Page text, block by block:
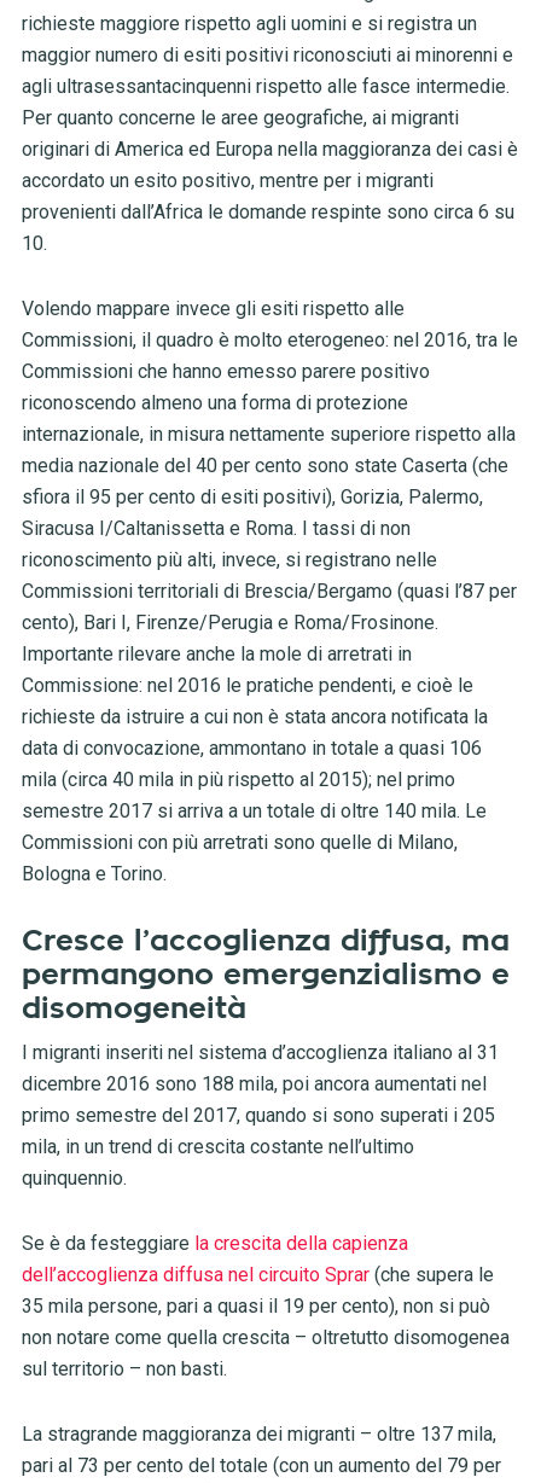
richieste maggiore rispetto agli uomini e si registra un
maggior numero di esiti positivi riconosciuti ai minorenni e
agli ultrasessantacinquenni rispetto alle fasce intermedie.
Per quanto concerne le aree geografiche, ai migranti
originari di America ed Europa nella maggioranza dei casi è
accordato un esito positivo, mentre per i migranti
provenienti dall’Africa le domande respinte sono circa 6 su
10.
Volendo mappare invece gli esiti rispetto alle
Commissioni, il quadro è molto eterogeneo: nel 2016, tra le
Commissioni che hanno emesso parere positivo
riconoscendo almeno una forma di protezione
internazionale, in misura nettamente superiore rispetto alla
media nazionale del 40 per cento sono state Caserta (che
sfiora il 95 per cento di esiti positivi), Gorizia, Palermo,
Siracusa I/Caltanissetta e Roma. I tassi di non
riconoscimento più alti, invece, si registrano nelle
Commissioni territoriali di Brescia/Bergamo (quasi l’87 per
cento), Bari I, Firenze/Perugia e Roma/Frosinone.
Importante rilevare anche la mole di arretrati in
Commissione: nel 2016 le pratiche pendenti, e cioè le
richieste da istruire a cui non è stata ancora notificata la
data di convocazione, ammontano in totale a quasi 106
mila (circa 40 mila in più rispetto al 2015); nel primo
semestre 2017 si arriva a un totale di oltre 140 mila. Le
Commissioni con più arretrati sono quelle di Milano,
Bologna e Torino.
Cresce l’accoglienza diffusa, ma
permangono emergenzialismo e
disomogeneità
I migranti inseriti nel sistema d’accoglienza italiano al 31
dicembre 2016 sono 188 mila, poi ancora aumentati nel
primo semestre del 2017, quando si sono superati i 205
mila, in un trend di crescita costante nell’ultimo
quinquennio.
Se è da festeggiare la crescita della capienza
dell’accoglienza diffusa nel circuito Sprar(che supera le
35 mila persone, pari a quasi il 19 per cento), non si può
non notare come quella crescita – oltretutto disomogenea
sul territorio – non basti.
La stragrande maggioranza dei migranti – oltre 137 mila,
pari al 73 per cento del totale (con un aumento del 79 per